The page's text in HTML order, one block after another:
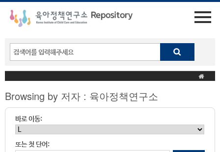
Browsing by 저자 : 육아정책연구소
바로 이동:
또는 첫 단어: